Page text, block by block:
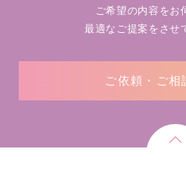
ご希望の内容をお
最適なご提案をさせ
ご依頼・ご相